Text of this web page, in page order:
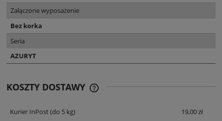
Załączone wyposażenie
Bez korka
Seria
AZURYT
KOSZTY DOSTAWY
Kurier InPost(do 5 kg) 19,00 zł